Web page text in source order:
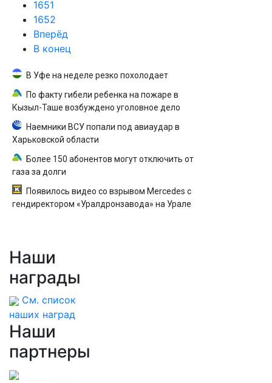
1651
1652
Вперёд
В конец
В Уфе на неделе резко похолодает
По факту гибели ребенка на пожаре в
Кызыл-Таше возбуждено уголовное дело
Наемники ВСУ попали под авиаудар в
Харьковской области
Более 150 абонентов могут отключить от
газа за долги
Появилось видео со взрывом Mercedes с
гендиректором «Уралдронзавода» на Урале
Наши
награды
См. список
наших наград
Наши
партнеры